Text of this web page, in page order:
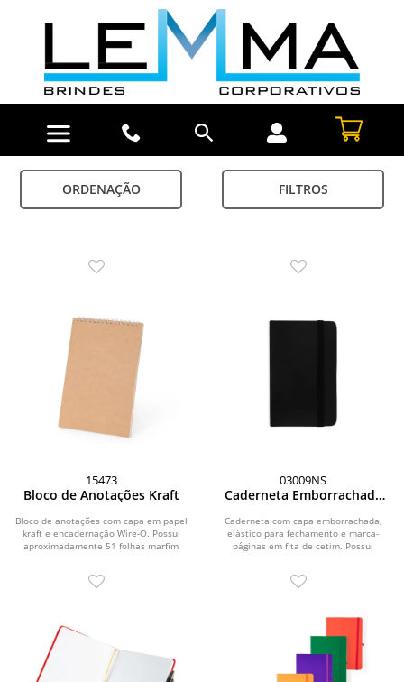
ORDENAÇÃO FILTROS
15473
Bloco de Anotações Kraft
Bloco de anotações com capa em papel
kraft e encadernação Wire-O. Possui
aproximadamente 51 folhas marfim
03009NS
Caderneta Emborrachada
Caderneta com capa emborrachada,
elástico para fechamento e marca-
páginas em fita de cetim. Possui